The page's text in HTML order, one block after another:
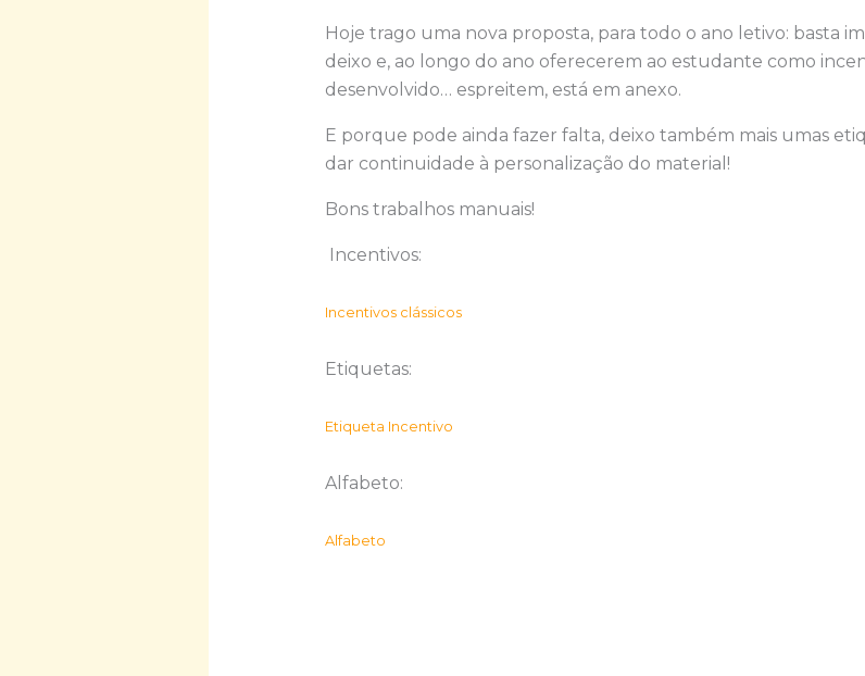
Hoje trago uma nova proposta, para todo o ano letivo: basta
deixo e, ao longo do ano oferecerem ao estudante como
desenvolvido… espreitem, está em anexo.
E porque pode ainda fazer falta, deixo também mais umas
dar continuidade à personalização do material!
Bons trabalhos manuais!
Incentivos:
Incentivos clássicos
Etiquetas:
Etiqueta Incentivo
Alfabeto:
Alfabeto